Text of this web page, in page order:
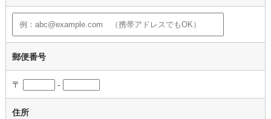
郵便番号
〒 -
住所